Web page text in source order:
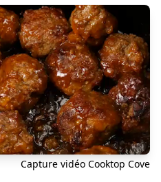
Capture vidéo Cooktop Cove